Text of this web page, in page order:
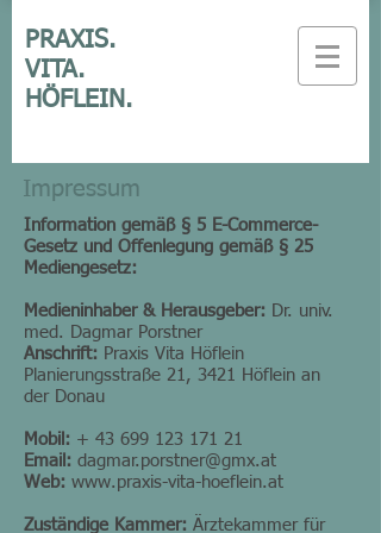
PRAXIS.
VITA.
HÖFLEIN.
Impressum
Information gemäß § 5 E-Commerce-
Gesetz und Offenlegung gemäß § 25
Mediengesetz:
Medieninhaber & Herausgeber: Dr. univ.
med. Dagmar Porstner
Anschrift: Praxis Vita Höflein
Planierungsstraße 21, 3421 Höflein an
der Donau
Mobil: + 43 699 123 171 21
Email: dagmar.porstner@gmx.at
Web: www.praxis-vita-hoeflein.at
Zuständige Kammer: Ärztekammer für